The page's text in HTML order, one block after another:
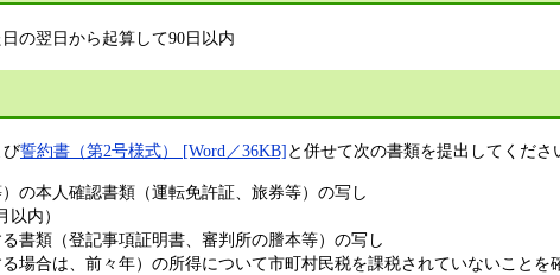
の翌日から起算して90日以内
び誓約書（第2号様式） [Word／36KB]と併せて次の書類を提出してくださ
の本人確認書類（運転免許証、旅券等）の写し
内）
書類（登記事項証明書、審判所の謄本等）の写し
場合は、前々年）の所得について市町村民税を課税されていないことを